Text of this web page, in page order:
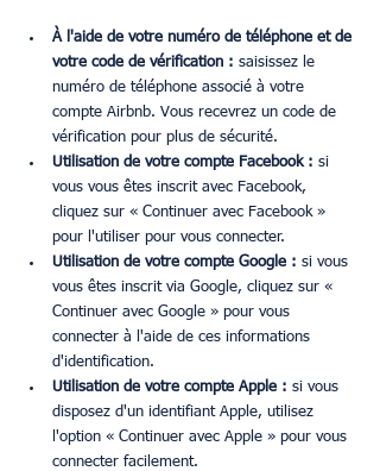
À l'aide de votre numéro de téléphone et de
votre code de vérification : saisissez le
numéro de téléphone associé à votre
compte Airbnb. Vous recevrez un code de
vérification pour plus de sécurité.
Utilisation de votre compte Facebook : si
vous vous êtes inscrit avec Facebook,
cliquez sur « Continuer avec Facebook »
pour l'utiliser pour vous connecter.
Utilisation de votre compte Google : si vous
vous êtes inscrit via Google, cliquez sur «
Continuer avec Google » pour vous
connecter à l'aide de ces informations
d'identification.
Utilisation de votre compte Apple : si vous
disposez d'un identifiant Apple, utilisez
l'option « Continuer avec Apple » pour vous
connecter facilement.